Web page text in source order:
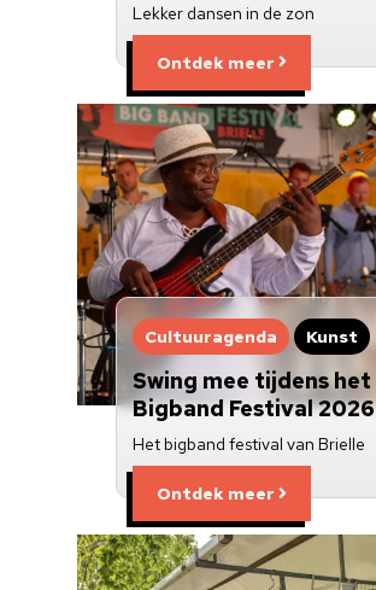
Lekker dansen in de zon
Ontdek meer
Cultuuragenda Kunst
Swing mee tijdens het
Bigband Festival 2026
Het bigband festival van Brielle
Ontdek meer